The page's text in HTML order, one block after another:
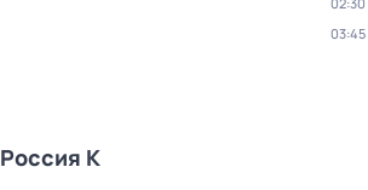
03:45
Россия К